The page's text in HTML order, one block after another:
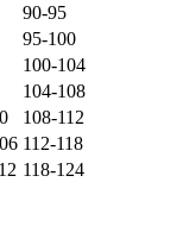
90-95
95-100
100-104
104-108
108-112
112-118
118-124